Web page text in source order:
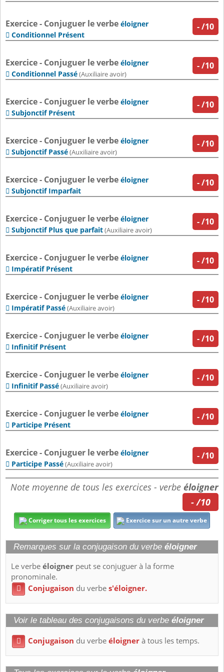
-/10
Exercice - Conjuguer le verbe éloigner
 Conditionnel Présent
-/10
Exercice - Conjuguer le verbe éloigner
 Conditionnel Passé(Auxiliaire avoir)
-/10
Exercice - Conjuguer le verbe éloigner
 Subjonctif Présent
-/10
Exercice - Conjuguer le verbe éloigner
 Subjonctif Passé(Auxiliaire avoir)
-/10
Exercice - Conjuguer le verbe éloigner
 Subjonctif Imparfait
-/10
Exercice - Conjuguer le verbe éloigner
 Subjonctif Plus que parfait(Auxiliaire avoir)
-/10
Exercice - Conjuguer le verbe éloigner
 Impératif Présent
-/10
Exercice - Conjuguer le verbe éloigner
 Impératif Passé(Auxiliaire avoir)
-/10
Exercice - Conjuguer le verbe éloigner
 Infinitif Présent
-/10
Exercice - Conjuguer le verbe éloigner
 Infinitif Passé(Auxiliaire avoir)
-/10
Exercice - Conjuguer le verbe éloigner
 Participe Présent
-/10
Exercice - Conjuguer le verbe éloigner
 Participe Passé(Auxiliaire avoir)
Note moyenne de tous les exercices - verbe éloigner
- /10
Corriger tous les exercices Exercice sur un autre verbe
Remarques sur la conjugaison du verbe éloigner
Le verbeéloigner peut se conjuguer à la forme
pronominale.
 Conjugaison du verbes'éloigner.
Voir le tableau des conjugaisons du verbe éloigner
 Conjugaison du verbeéloignerà tous les temps.